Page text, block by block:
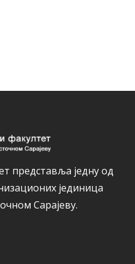
представља једну од
јединица
Сарајеву.